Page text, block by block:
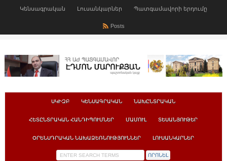
Կենսագրական Լուսանկարներ Պատգամավորի երդումը
Posts
ՍԿԻԶԲ ԿԵՆՍԱԳՐԱԿԱՆ ՆԱԽԸՆՏՐԱԿԱՆ
ՀԵՏԸՆՏՐԱԿԱՆ ՀԱՆԴԻՊՈՒՄՆԵՐ ՄԱՄՈՒԼ ՏԵՍԱՆՅՈՒԹԵՐ
ՕՐԵՆՍԴՐԱԿԱՆ ՆԱԽԱՁԵՌՆՈՒԹՅՈՒՆՆԵՐ ԼՈՒՍԱՆԿԱՐՆԵՐ